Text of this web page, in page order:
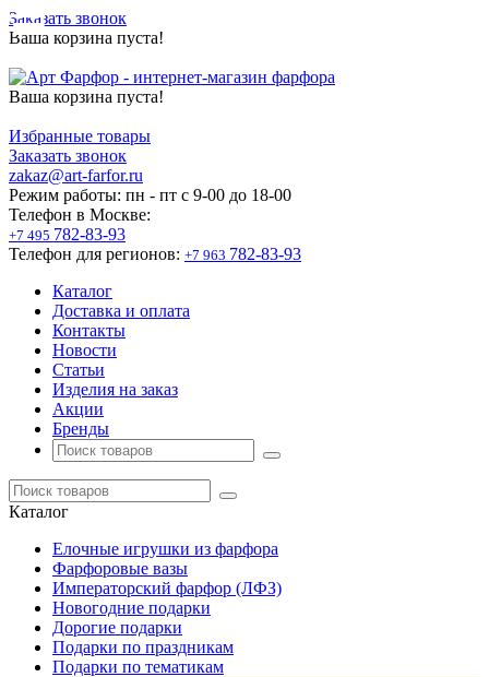
Заказать звонок
Ваша корзина пуста!
Ваша корзина пуста!
Избранные товары
Заказать звонок
zakaz@art-farfor.ru
Режим работы: пн - пт c 9-00 до 18-00
Телефон в Москве:
+7 495 782-83-93
Телефон для регионов: +7 963 782-83-93
Каталог
Доставка и оплата
Контакты
Новости
Статьи
Изделия на заказ
Акции
Бренды
Каталог
Елочные игрушки из фарфора
Фарфоровые вазы
Императорский фарфор (ЛФЗ)
Новогодние подарки
Дорогие подарки
Подарки по праздникам
Подарки по тематикам